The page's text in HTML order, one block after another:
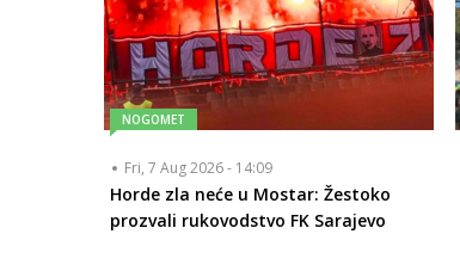
NOGOMET
Fri, 7 Aug 2026 - 14:09
Horde zla neće u Mostar: Žestoko
prozvali rukovodstvo FK Sarajevo